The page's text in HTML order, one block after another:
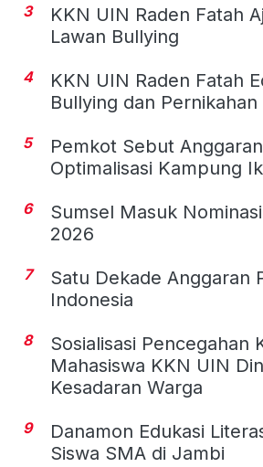
3
KKN UIN Raden Fatah
Lawan Bullying
4
KKN UIN Raden Fatah
Bullying dan Pernikahan
5
Pemkot Sebut
Optimalisasi Kampung
6
Sumsel Masuk
2026
7
Satu Dekade Anggaran
Indonesia
8
Sosialisasi Pencegahan
Mahasiswa KKN UIN
Kesadaran Warga
9
Danamon Edukasi
Siswa SMA di Jambi